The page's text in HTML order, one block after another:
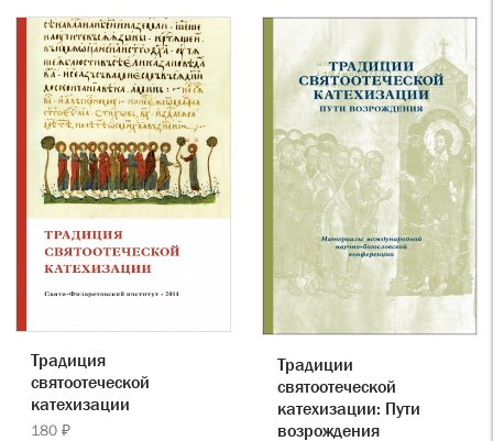
Традиция
святоотеческой
катехизации
180 ₽
Традиции
святоотеческой
катехизации: Пути
возрождения